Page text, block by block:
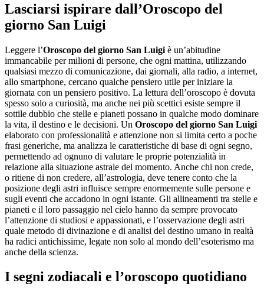
Lasciarsi ispirare dall’Oroscopo del
giorno San Luigi
Leggere l’Oroscopo del giorno San Luigi è un’abitudine
immancabile per milioni di persone, che ogni mattina, utilizzando
qualsiasi mezzo di comunicazione, dai giornali, alla radio, a internet,
allo smartphone, cercano qualche pensiero utile per iniziare la
giornata con un pensiero positivo. La lettura dell’oroscopo è dovuta
spesso solo a curiosità, ma anche nei più scettici esiste sempre il
sottile dubbio che stelle e pianeti possano in qualche modo dominare
la vita, il destino e le decisioni. Un Oroscopo del giorno San Luigi
elaborato con professionalità e attenzione non si limita certo a poche
frasi generiche, ma analizza le caratteristiche di base di ogni segno,
permettendo ad ognuno di valutare le proprie potenzialità in
relazione alla situazione astrale del momento. Anche chi non crede,
o ritiene di non credere, all’astrologia, deve tenere conto che la
posizione degli astri influisce sempre enormemente sulle persone e
sugli eventi che accadono in ogni istante. Gli allineamenti tra stelle e
pianeti e il loro passaggio nel cielo hanno da sempre provocato
l’attenzione di studiosi e appassionati, e l’osservazione degli astri
quale metodo di divinazione e di analisi del destino umano in realtà
ha radici antichissime, legate non solo al mondo dell’esoterismo ma
anche della scienza.
I segni zodiacali e l’oroscopo quotidiano